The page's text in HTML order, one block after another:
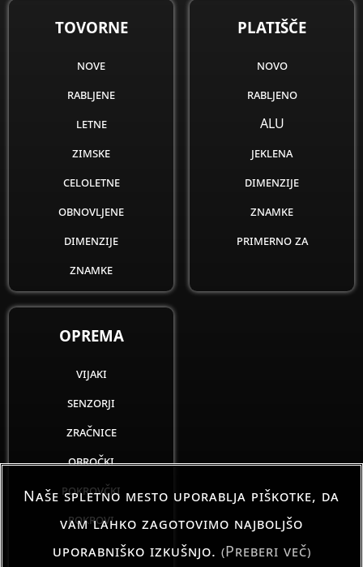
dimenzije
TOVORNE
nove
rabljene
letne
zimske
celoletne
obnovljene
dimenzije
znamke
PLATIŠČE
novo
rabljeno
ALU
jeklena
dimenzije
znamke
primerno za
OPREMA
vijaki
senzorji
zračnice
obročki
pokrovčki
pokrovi
Naše spletno mesto uporablja piškotke, da
vam lahko zagotovimo najboljšo
uporabniško izkušnjo. (Preberi več)